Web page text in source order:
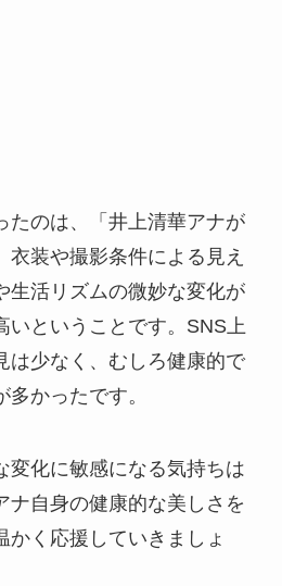
たのは、「井上清華アナが
衣装や撮影条件による見え
生活リズムの微妙な変化が
いということです。SNS上
は少なく、むしろ健康的で
かったです。
変化に敏感になる気持ちは
ナ自身の健康的な美しさを
かく応援していきましょ